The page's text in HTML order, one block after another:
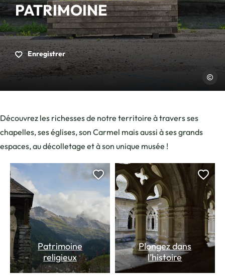
PATRIMOINE
Enregistrer
Découvrez les richesses de notre territoire à travers ses
chapelles, ses églises, son Carmel mais aussi à ses grands
espaces, au décolletage et à son unique musée !
Patrimoine
religieux
Ajouter cette page au
Plongez dans
l’histoire